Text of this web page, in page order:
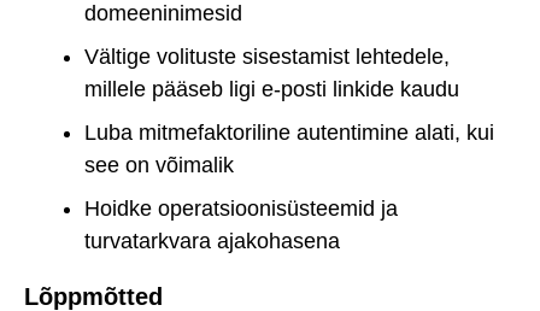
domeeninimesid
Vältige volituste sisestamist lehtedele,
millele pääseb ligi e-posti linkide kaudu
Luba mitmefaktoriline autentimine alati, kui
see on võimalik
Hoidke operatsioonisüsteemid ja
turvatarkvara ajakohasena
Lõppmõtted